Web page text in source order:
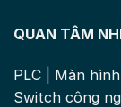
QUAN TÂM
PLC Màn
Switch công